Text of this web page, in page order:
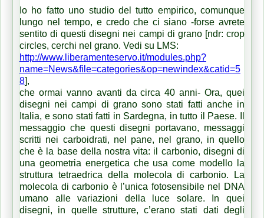
Io ho fatto uno studio del tutto empirico, comunque
lungo nel tempo, e credo che ci siano -forse avrete
sentito di questi disegni nei campi di grano [ndr: crop
circles, cerchi nel grano. Vedi su LMS:
http://www.liberamenteservo.it/modules.php?
name=News&file=categories&op=newindex&catid=5
8],
che ormai vanno avanti da circa 40 anni- Ora, quei
disegni nei campi di grano sono stati fatti anche in
Italia, e sono stati fatti in Sardegna, in tutto il Paese. Il
messaggio che questi disegni portavano, messaggi
scritti nei carboidrati, nel pane, nel grano, in quello
che è la base della nostra vita: il carbonio, disegni di
una geometria energetica che usa come modello la
struttura tetraedrica della molecola di carbonio. La
molecola di carbonio è l’unica fotosensibile nel DNA
umano alle variazioni della luce solare. In quei
disegni, in quelle strutture, c’erano stati dati degli